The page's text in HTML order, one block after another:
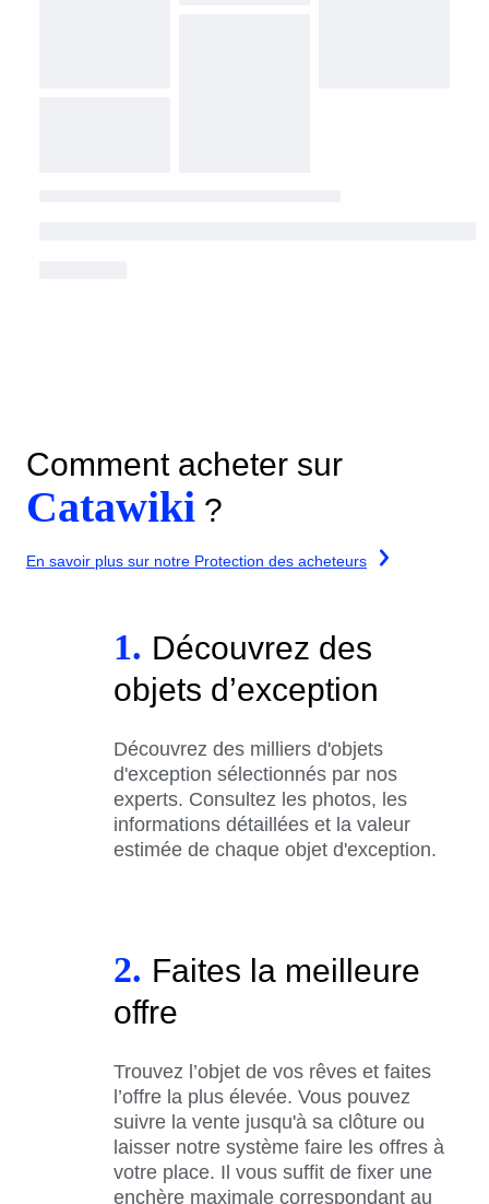
Comment acheter sur
Catawiki ?
En savoir plus sur notre Protection des acheteurs
1. Découvrez des
objets d’exception
Découvrez des milliers d'objets
d'exception sélectionnés par nos
experts. Consultez les photos, les
informations détaillées et la valeur
estimée de chaque objet d'exception.
2. Faites la meilleure
offre
Trouvez l’objet de vos rêves et faites
l’offre la plus élevée. Vous pouvez
suivre la vente jusqu'à sa clôture ou
laisser notre système faire les offres à
votre place. Il vous suffit de fixer une
enchère maximale correspondant au